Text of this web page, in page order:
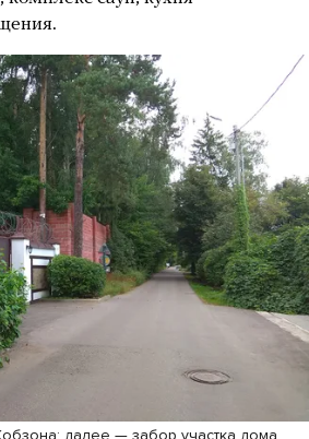
далее — забор участка дома